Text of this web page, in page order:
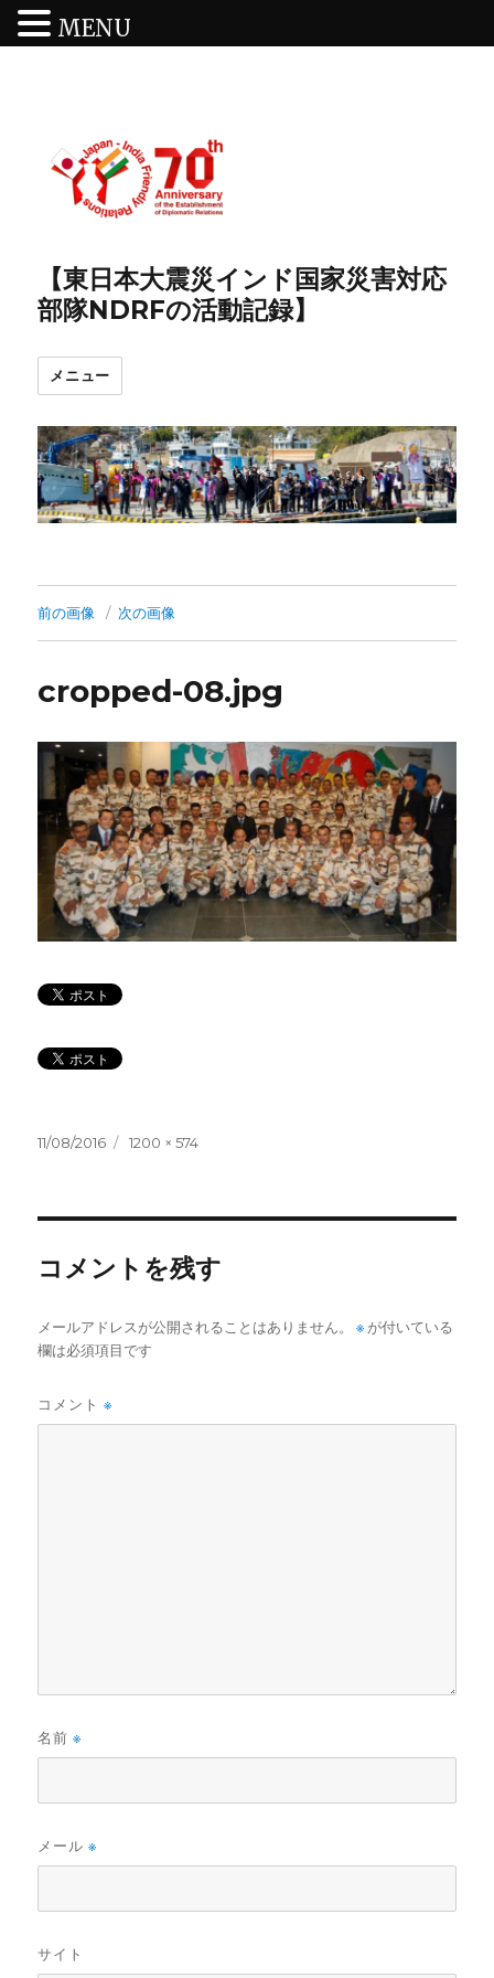
【東日本大震災インド国家災害対応
部隊NDRFの活動記録】
メニュー
前の画像 次の画像
cropped-08.jpg
投
11/08/2016
フ
1200 × 574
コメントを残す
メールアドレスが公開されることはありません。 ※ が付いている
欄は必須項目です
コメント※
名前※
メール※
サイト
MENU